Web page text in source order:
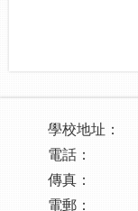
學校地址：
電話：
傳真：
電郵：